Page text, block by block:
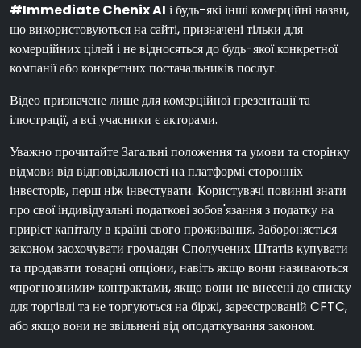
#Immediate Chenix AI і будь-які інші комерційні назви,
що використовуються на сайті, призначені тільки для
комерційних цілей і не відносяться до будь-якої конкретної
компанії або конкретних постачальників послуг.
Відео призначене лише для комерційної презентації та
ілюстрації, а всі учасники є акторами.
Уважно прочитайте Загальні положення та умови та сторінку
відмови від відповідальності на платформі сторонніх
інвесторів, перш ніж інвестувати. Користувачі повинні знати
про свої індивідуальні податкові зобов'язання з податку на
приріст капіталу в країні свого проживання. Забороняється
законом заохочувати громадян Сполучених Штатів купувати
та продавати товарні опціони, навіть якщо вони називаються
«прогнозними» контрактами, якщо вони не внесені до списку
для торгівлі та не торгуються на біржі, зареєстрованій CFTC,
або якщо вони не звільнені від оподаткування законом.